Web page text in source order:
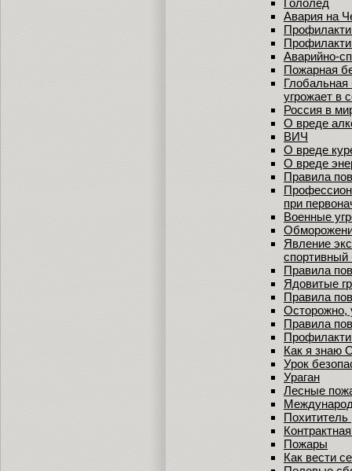
Авария на
Аварийно-
Пожарная
Глобальная
угрожает в
Россия в
О вреде
ВИЧ
О вреде
О вреде
Правила
при
Военные
Явление
спортивный
Правила
Ядовитые
Правила
Осторожно,
Правила
Как я знаю
Урок
Ураган
Лесные
Похититель
Пожары
Как вести